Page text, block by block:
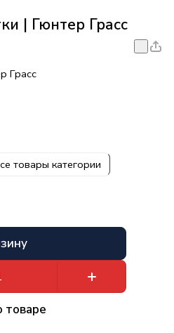
| Гюнтер Грасс
Грасс
товары категории
товаре